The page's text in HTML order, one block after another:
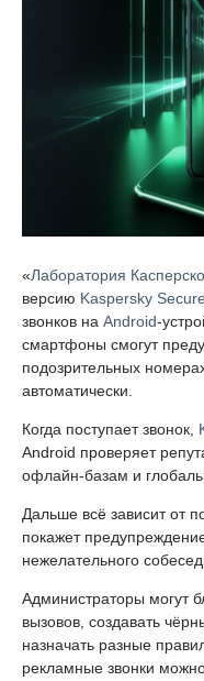
«Лаборатория
версию Kaspersky
звонков на Android-
смартфоны смогут
подозрительных
автоматически.
Когда поступает звонок,
Android проверяет
офлайн-базам и
Дальше всё зависит от
покажет
нежелательного
Администраторы могут
вызовов, создавать
назначать разные
рекламные звонки